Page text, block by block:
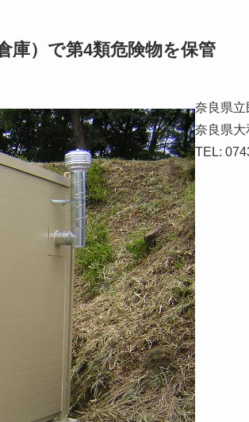
庫）で第4類危険物を保管
奈良県立
奈良県
TEL: